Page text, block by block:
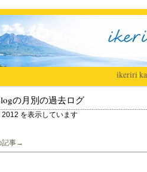
ikeriri|
の月別の過去ログ
を表示しています
記事→